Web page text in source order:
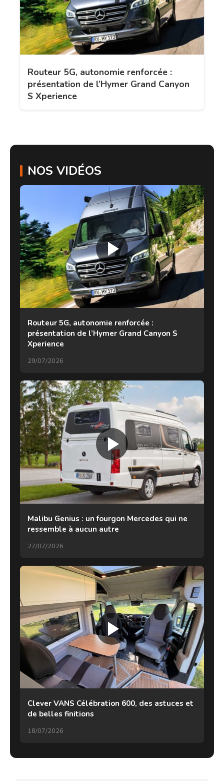
Routeur 5G, autonomie renforcée :
présentation de l’Hymer Grand Canyon
S Xperience
NOS VIDÉOS
Routeur 5G, autonomie renforcée :
présentation de l’Hymer Grand Canyon S
Xperience
29/07/2026
Malibu Genius : un fourgon Mercedes qui ne
ressemble à aucun autre
27/07/2026
Clever VANS Célébration 600, des astuces et
de belles finitions
18/07/2026